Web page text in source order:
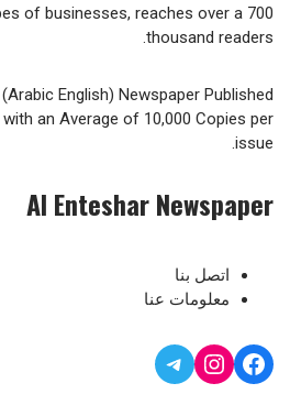
of businesses, reaches over a 700
thousand readers.
English) Newspaper Published
an Average of 10,000 Copies per
issue.
Al Enteshar Newspaper
اتصل بنا
معلومات عنا
Facebook
Instagram
Telegram